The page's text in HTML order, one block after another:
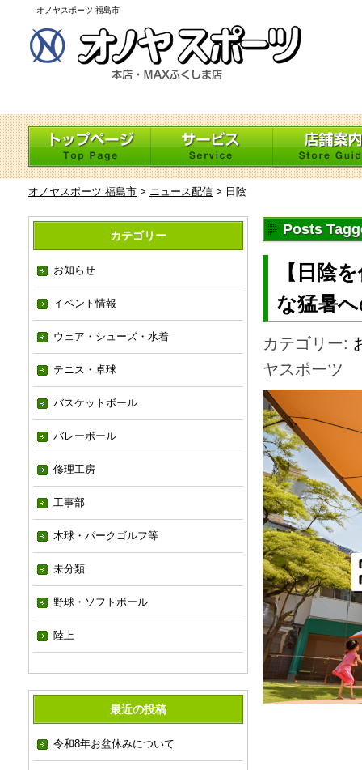
オノヤスポーツ 福島市
オノヤスポーツ 福島市 > ニュース配信 > 日陰
カテゴリー
お知らせ
イベント情報
ウェア・シューズ・水着
テニス・卓球
バスケットボール
バレーボール
修理工房
工事部
木球・パークゴルフ等
未分類
野球・ソフトボール
陸上
最近の投稿
令和8年お盆休みについて
Posts
【日陰
な猛暑
カテゴリー:
ヤスポーツ